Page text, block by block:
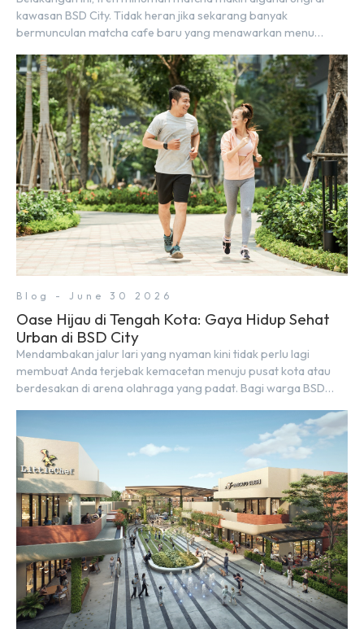
kawasan BSD City. Tidak heran jika sekarang banyak
bermunculan matcha cafe baru yang menawarkan menu
nyaman, baik untuk produktif bekerja (WFC) maupun sekadar
bersantai bersama orang terdekat. Kabar baiknya, deretan
kafe hits ini tersebar di lokasi-lokasi strategis yang sangat […]
Blog - June 30 2026
Oase Hijau di Tengah Kota: Gaya Hidup Sehat
Urban di BSD City
Mendambakan jalur lari yang nyaman kini tidak perlu lagi
membuat Anda terjebak kemacetan menuju pusat kota atau
berdesakan di arena olahraga yang padat. Bagi warga BSD
sekitar yang rindang, estetik, dan menenangkan. Sebagai
kawasan township terpadu, BSD City terus bertransformasi
menjadi area hunian modern yang sangat mendukung […]